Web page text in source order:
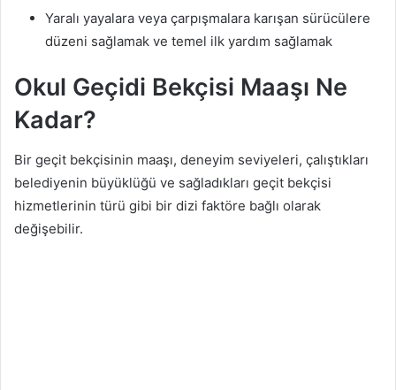
Yaralı yayalara veya çarpışmalara karışan sürücülere
düzeni sağlamak ve temel ilk yardım sağlamak
Okul Geçidi Bekçisi Maaşı Ne
Kadar?
Bir geçit bekçisinin maaşı, deneyim seviyeleri, çalıştıkları
belediyenin büyüklüğü ve sağladıkları geçit bekçisi
hizmetlerinin türü gibi bir dizi faktöre bağlı olarak
değişebilir.